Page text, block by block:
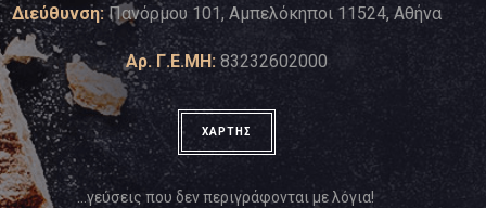
Διεύθυνση: Πανόρμου 101, Αμπελόκηποι 11524, Αθήνα
Αρ. Γ.Ε.ΜΗ: 83232602000
ΧΑΡΤΗΣ
…γεύσεις που δεν περιγράφονται με λόγια!